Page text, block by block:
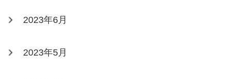
2023年6月
2023年5月